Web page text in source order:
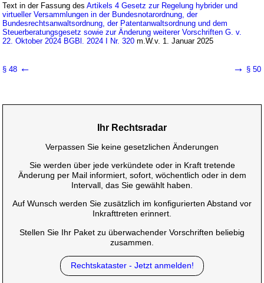
Text in der Fassung desArtikels 4 Gesetz zur Regelung hybrider und
virtueller Versammlungen in der Bundesnotarordnung, der
Bundesrechtsanwaltsordnung, der Patentanwaltsordnung und dem
Steuerberatungsgesetz sowie zur Änderung weiterer Vorschriften G. v.
22. Oktober 2024 BGBl. 2024 I Nr. 320 m.W.v. 1. Januar 2025
§ 48 ← → § 50
Ihr Rechtsradar
Verpassen Sie keine gesetzlichen Änderungen
Sie werden über jede verkündete oder in Kraft tretende
Änderung per Mail informiert, sofort, wöchentlich oder in dem
Intervall, das Sie gewählt haben.
Auf Wunsch werden Sie zusätzlich im konfigurierten Abstand vor
Inkrafttreten erinnert.
Stellen Sie Ihr Paket zu überwachender Vorschriften beliebig
zusammen.
Rechtskataster - Jetzt anmelden!